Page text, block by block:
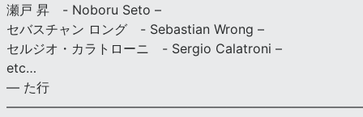
瀬戸 昇 - Noboru Seto –
セバスチャン ロング - Sebastian Wrong –
セルジオ・カラトローニ - Sergio Calatroni –
etc…
— た行